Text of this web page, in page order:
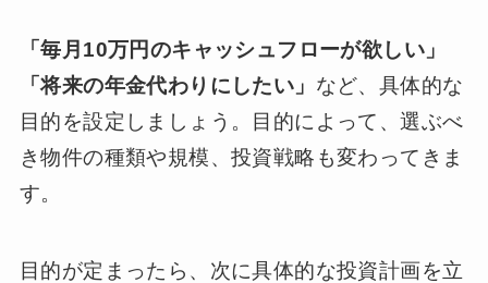
「毎月10万円のキャッシュフローが欲しい」
「将来の年金代わりにしたい」 など、具体的な
目的を設定しましょう。目的によって、選ぶべ
き物件の種類や規模、投資戦略も変わってきま
す。
目的が定まったら、次に具体的な投資計画を立